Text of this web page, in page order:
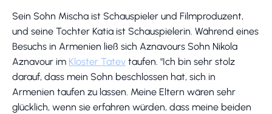
Sein Sohn Mischa ist Schauspieler und Filmproduzent,
und seine Tochter Katia ist Schauspielerin. Während eines
Besuchs in Armenien ließ sich Aznavours Sohn Nikola
Aznavour im Kloster Tatev taufen. "Ich bin sehr stolz
darauf, dass mein Sohn beschlossen hat, sich in
Armenien taufen zu lassen. Meine Eltern wären sehr
glücklich, wenn sie erfahren würden, dass meine beiden